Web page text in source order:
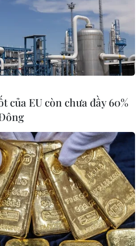
trước, sau đều có các tấm ngăn
lợn.
vượt chốt kiểm soát,
công vụ
của EU còn chưa đầy 60%